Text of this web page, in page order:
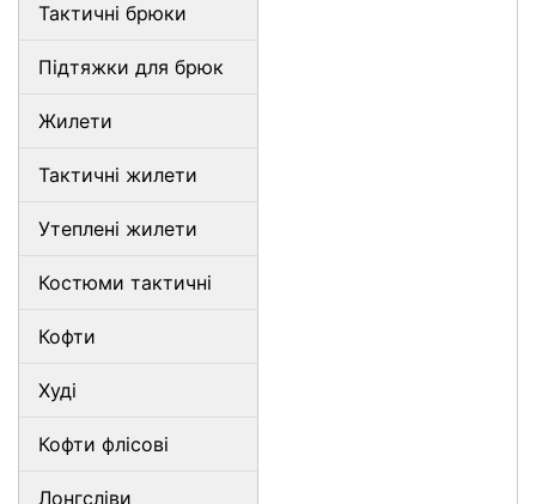
Тактичні брюки
Підтяжки для брюк
Жилети
Тактичні жилети
Утеплені жилети
Костюми тактичні
Кофти
Худі
Кофти флісові
Лонгсліви